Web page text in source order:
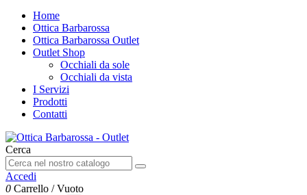
Home
Ottica Barbarossa
Ottica Barbarossa Outlet
Outlet Shop
Occhiali da sole
Occhiali da vista
I Servizi
Prodotti
Contatti
Cerca
Accedi
0 Carrello /Vuoto